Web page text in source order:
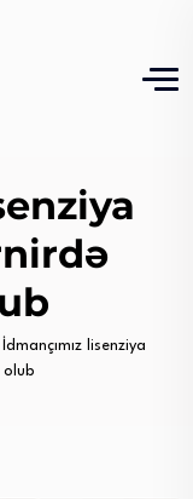
İdmançımız lisenziya